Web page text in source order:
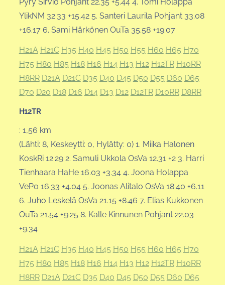
YlikNM 32.33 +15.42 5. Santeri Laurila Pohjant 33.08
+16.17 6. Sami Härkönen OuTa 35.58 +19.07
H21A H21C H35 H40 H45 H50 H55 H60 H65 H70
H75 H80 H85 H18 H16 H14 H13 H12 H12TR H10RR
H8RR D21A D21C D35 D40 D45 D50 D55 D60 D65
D70 D20 D18 D16 D14 D13 D12 D12TR D10RR D8RR
H12TR
: 1,56 km
(Lähti: 8, Keskeytti: 0, Hylätty: 0) 1. Miika Halonen
KoskRi 12.29 2. Samuli Ukkola OsVa 12.31 +2 3. Harri
Tienhaara HaHe 16.03 +3.34 4. Joona Holappa
VePo 16.33 +4.04 5. Joonas Alitalo OsVa 18.40 +6.11
6. Juho Leskelä OsVa 21.15 +8.46 7. Elias Kukkonen
OuTa 21.54 +9.25 8. Kalle Kinnunen Pohjant 22.03
+9.34
H21A H21C H35 H40 H45 H50 H55 H60 H65 H70
H75 H80 H85 H18 H16 H14 H13 H12 H12TR H10RR
H8RR D21A D21C D35 D40 D45 D50 D55 D60 D65